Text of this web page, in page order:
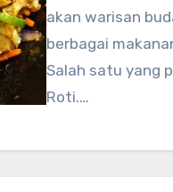
akan warisan
berbagai
Salah satu yang
Roti.…